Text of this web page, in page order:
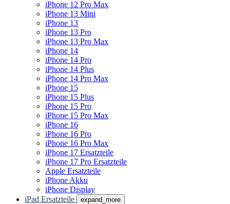
iPhone 12 Pro Max
iPhone 13 Mini
iPhone 13
iPhone 13 Pro
iPhone 13 Pro Max
iPhone 14
iPhone 14 Pro
iPhone 14 Plus
iPhone 14 Pro Max
iPhone 15
iPhone 15 Plus
iPhone 15 Pro
iPhone 15 Pro Max
iPhone 16
iPhone 16 Pro
iPhone 16 Pro Max
iPhone 17 Ersatzteile
iPhone 17 Pro Ersatzteile
Apple Ersatzteile
iPhone Akku
iPhone Display
iPad Ersatzteile
expand_more